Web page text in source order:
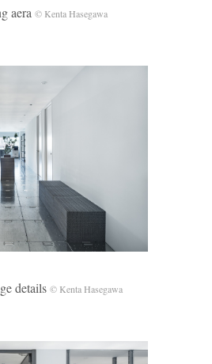
aera © Kenta Hasegawa
details © Kenta Hasegawa